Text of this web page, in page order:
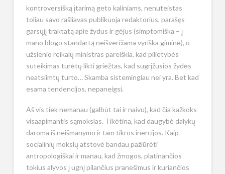
kontroversišką įtarimą geto kaliniams, nenuteistas
toliau savo rašliavas publikuoja redaktorius, parašęs
garsųjį traktatą apie žydus ir gėjus (simptomiška – į
mano blogo standartą neišverčiama vyriška giminė), o
užsienio reikalų ministras pareiškia, kad pilietybės
suteikimas turėtų likti griežtas, kad sugrįžusios žydės
neatsiimtų turto… Skamba sistemingiau nei yra. Bet kad
esama tendencijos, nepaneigsi.
Aš vis tiek nemanau (galbūt tai ir naivu), kad čia kažkoks
visaapimantis sąmokslas. Tikėtina, kad daugybė dalykų
daroma iš neišmanymo ir tam tikros inercijos. Kaip
socialinių mokslų atstovė bandau pažiūrėti
antropologiškai ir manau, kad žmogos, platinančios
tokius alyvos į ugnį pilančius pranešimus ir kuriančios